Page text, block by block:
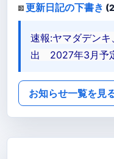
更新日記の下書き
速報:ヤマダデン
出 2027年3月予
お知らせ一覧を見